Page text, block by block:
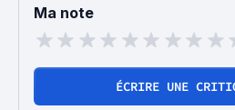
Ma note
ÉCRIRE UNE